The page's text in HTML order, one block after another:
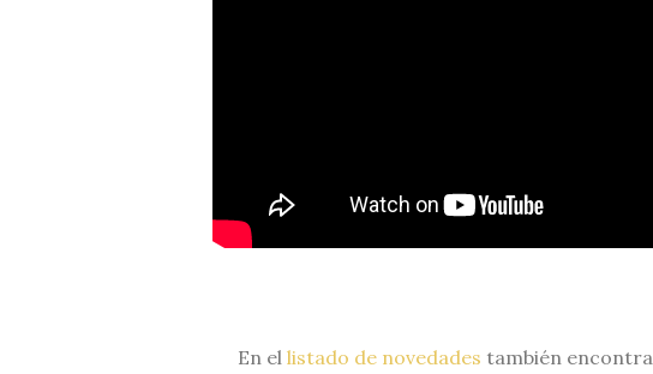
En el listado de novedades también